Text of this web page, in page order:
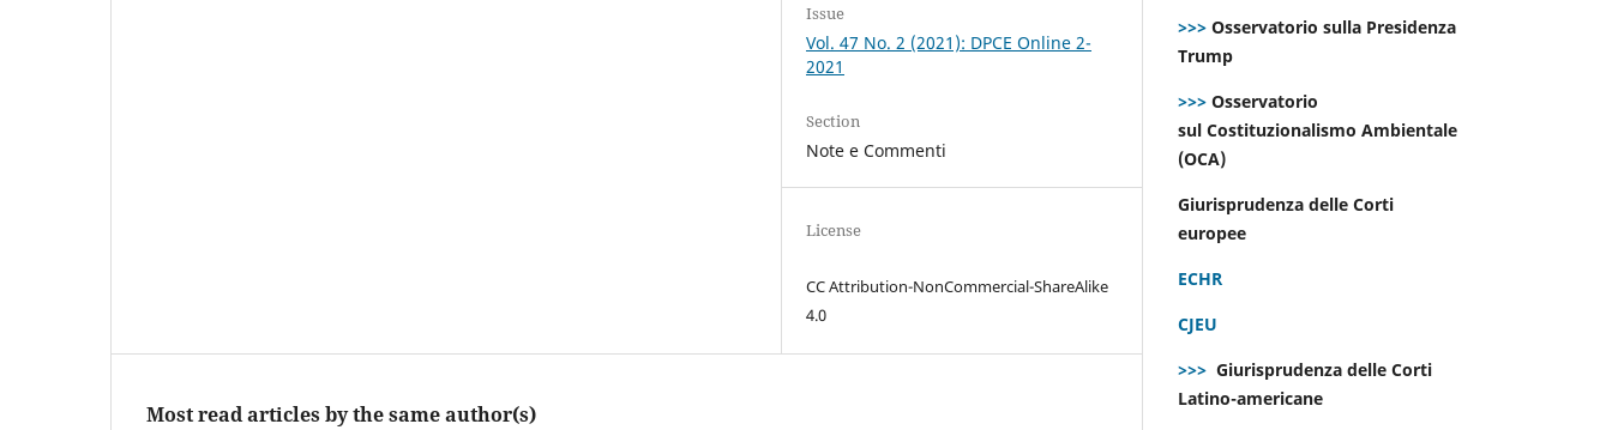
Issue
Vol. 47 No. 2 (2021): DPCE Online 2-
2021
Section
Note e Commenti
License
CC Attribution-NonCommercial-ShareAlike
4.0
Most read articles by the same author(s)
>>> Osservatorio sulla Presidenza
Trump
>>> Osservatorio
sul Costituzionalismo Ambientale
(OCA)
Giurisprudenza delle Corti
europee
ECHR
CJEU
>>> Giurisprudenza delle Corti
Latino-americane